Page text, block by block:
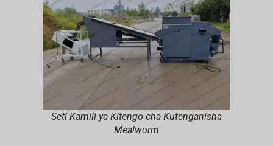
Seti Kamili ya Kitengo cha Kutenganisha
Mealworm